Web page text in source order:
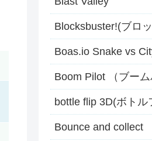
Blocksbuster!(ブロ
Boas.io Snake vs
Boom Pilot （ブーム
bottle flip 3D(ボトル
Bounce and collect